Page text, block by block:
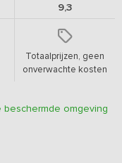
9,3
Totaalprijzen, geen
onverwachte kosten
omgeving